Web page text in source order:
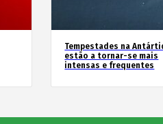
Tempestades na
estão a tornar-se mais
intensas e frequentes